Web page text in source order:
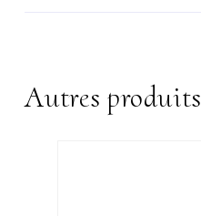
Autres produits